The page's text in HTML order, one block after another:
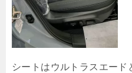
シートはウルトラスエード